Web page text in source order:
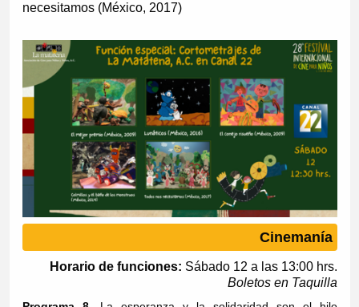
necesitamos (México, 2017)
Cinemanía
Horario de funciones: Sábado 12 a las 13:00 hrs.
Boletos en Taquilla